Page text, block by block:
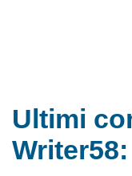
Ultimi
Writer58: